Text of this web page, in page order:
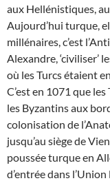
aux Hellénistiques,
Aujourd’hui turque,
millénaires, c’est
Alexandre, ‘civiliser’
où les Turcs étaient
C’est en 1071 que
les Byzantins aux
colonisation de
jusqu’au siège de
poussée turque en
d’entrée dans